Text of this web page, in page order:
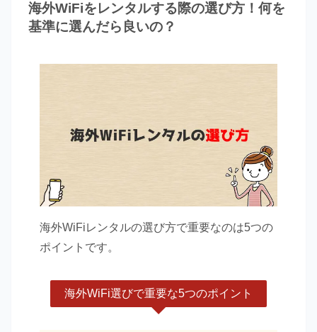
海外WiFiをレンタルする際の選び方！何を
基準に選んだら良いの？
海外WiFiレンタルの選び方で重要なのは5つの
ポイントです。
海外WiFi選びで重要な5つのポイント